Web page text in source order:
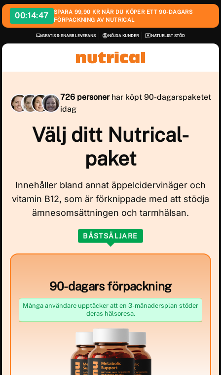
00:14:47
SPARA 99,90 KR NÄR DU KÖPER ETT 90-DAGARS
FÖRPACKNING AV NUTRICAL
GRATIS & SNABB LEVERANS NÖJDA KUNDER NATURLIGT STÖD
726 personerhar köpt 90-dagarspaketet
idag
Välj ditt Nutrical-
paket
Innehåller bland annat äppelcidervinäger och
vitamin B12, som är förknippade med att stödja
ämnesomsättningen och tarmhälsan.
BÄSTSÄLJARE
90-dagars förpackning
Många användare upptäcker att en 3-månadersplan stöder
deras hälsoresa.